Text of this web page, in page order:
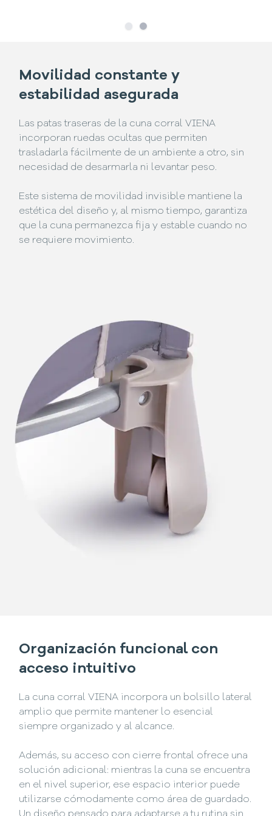
SlideSlide
Movilidad constante y
estabilidad asegurada
Las patas traseras de la cuna corral VIENA
incorporan ruedas ocultas que permiten
trasladarla fácilmente de un ambiente a otro, sin
necesidad de desarmarla ni levantar peso.
Este sistema de movilidad invisible mantiene la
estética del diseño y, al mismo tiempo, garantiza
que la cuna permanezca fija y estable cuando no
se requiere movimiento.
Organización funcional con
acceso intuitivo
La cuna corral VIENA incorpora un bolsillo lateral
amplio que permite mantener lo esencial
siempre organizado y al alcance.
Además, su acceso con cierre frontal ofrece una
solución adicional: mientras la cuna se encuentra
en el nivel superior, ese espacio interior puede
utilizarse cómodamente como área de guardado.